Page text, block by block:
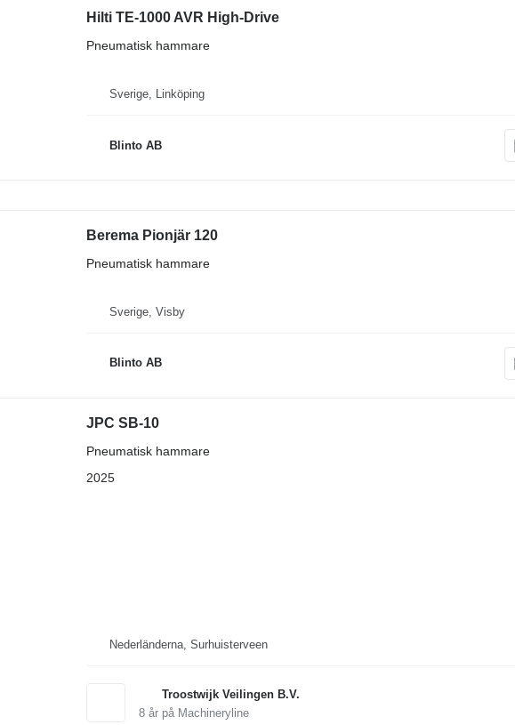
Hilti TE-1000 AVR High-Drive
Pneumatisk hammare
Sverige, Linköping
Blinto AB
Berema Pionjär 120
Pneumatisk hammare
Sverige, Visby
Blinto AB
JPC SB-10
Pneumatisk hammare
2025
Nederländerna, Surhuisterveen
Troostwijk Veilingen B.V.
8år på Machineryline